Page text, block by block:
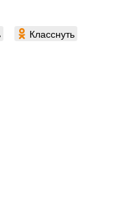
Класснуть